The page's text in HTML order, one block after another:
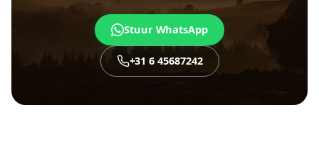
Stuur WhatsApp
+31 6 45687242